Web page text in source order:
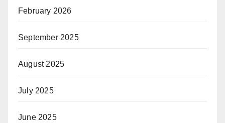
February 2026
September 2025
August 2025
July 2025
June 2025